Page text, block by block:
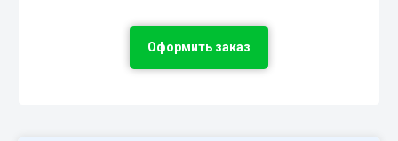
Оформить заказ